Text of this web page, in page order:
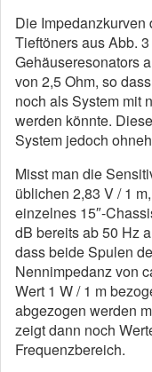
Die
Tieftöners aus Abb.
Gehäuseresonators
von 2,5 Ohm, so
noch als System mit
werden könnte.
System jedoch
Misst man die
üblichen 2,83 V / 1
einzelnes 15″-
dB bereits ab 50 Hz
dass beide Spulen
Nennimpedanz von
Wert 1 W / 1 m
abgezogen werden
zeigt dann noch
Frequenzbereich.